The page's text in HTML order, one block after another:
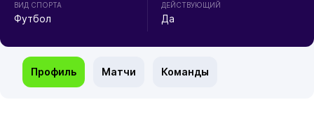
ВИД СПОРТА
Футбол
ДЕЙСТВУЮЩИЙ
Да
Профиль Матчи Команды